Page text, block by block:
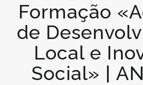
Formação
de
Local e
Social» |